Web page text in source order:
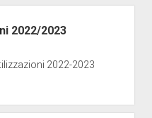
2022/2023
2022-2023